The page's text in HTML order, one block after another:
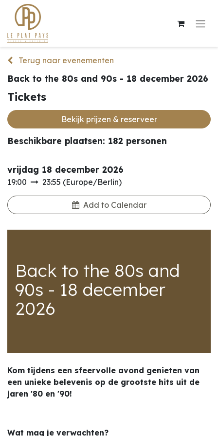
Terug naar evenementen
Back to the 80s and 90s - 18 december 2026
Tickets
Bekijk prijzen & reserveer
Beschikbare plaatsen: 182 personen
vrijdag 18 december 2026
19:00 23:55 (Europe/Berlin)
Add to Calendar
Back to the 80s and
90s - 18 december
2026
Kom tijdens een sfeervolle avond genieten van
een unieke belevenis op de grootste hits uit de
jaren '80 en '90!
Wat mag je verwachten?